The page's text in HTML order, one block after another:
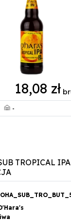
18,08 zł
-
TROPICAL IPA